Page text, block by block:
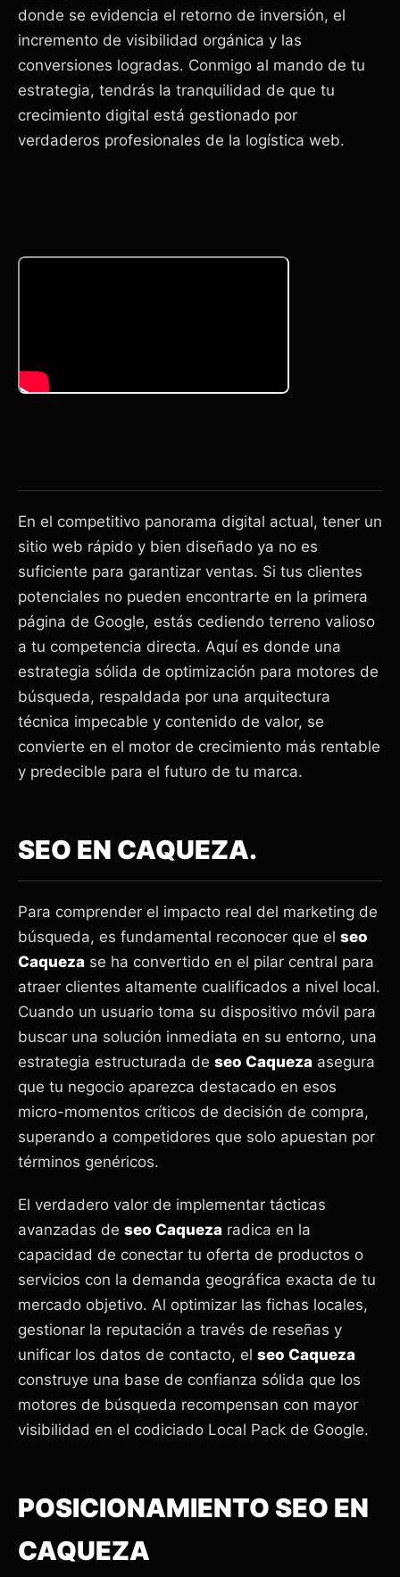
donde se evidencia el retorno de inversión, el
incremento de visibilidad orgánica y las
conversiones logradas. Conmigo al mando de tu
estrategia, tendrás la tranquilidad de que tu
crecimiento digital está gestionado por
verdaderos profesionales de la logística web.
En el competitivo panorama digital actual, tener un
sitio web rápido y bien diseñado ya no es
suficiente para garantizar ventas. Si tus clientes
potenciales no pueden encontrarte en la primera
página de Google, estás cediendo terreno valioso
a tu competencia directa. Aquí es donde una
estrategia sólida de optimización para motores de
búsqueda, respaldada por una arquitectura
técnica impecable y contenido de valor, se
convierte en el motor de crecimiento más rentable
y predecible para el futuro de tu marca.
SEO EN CAQUEZA.
Para comprender el impacto real del marketing de
búsqueda, es fundamental reconocer que el seo
Caqueza se ha convertido en el pilar central para
atraer clientes altamente cualificados a nivel local.
Cuando un usuario toma su dispositivo móvil para
buscar una solución inmediata en su entorno, una
estrategia estructurada de seo Caqueza asegura
que tu negocio aparezca destacado en esos
micro-momentos críticos de decisión de compra,
superando a competidores que solo apuestan por
términos genéricos.
El verdadero valor de implementar tácticas
avanzadas de seo Caqueza radica en la
capacidad de conectar tu oferta de productos o
servicios con la demanda geográfica exacta de tu
mercado objetivo. Al optimizar las fichas locales,
gestionar la reputación a través de reseñas y
unificar los datos de contacto, el seo Caqueza
construye una base de confianza sólida que los
motores de búsqueda recompensan con mayor
visibilidad en el codiciado Local Pack de Google.
POSICIONAMIENTO SEO EN
CAQUEZA